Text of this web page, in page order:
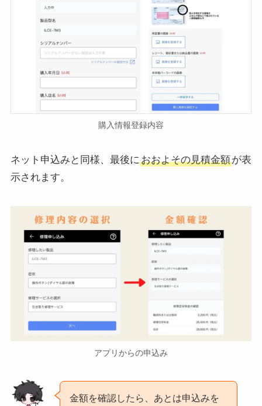
購入情報登録内容
ネット申込みと同様、最後に おおよその見積金額が表
示されます。
アプリからの申込み
金額を確認したら、あとは申込みを